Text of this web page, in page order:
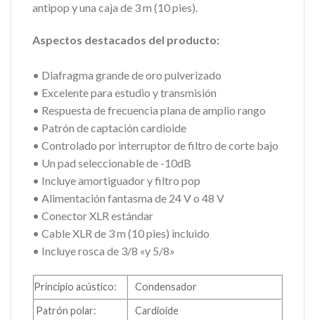
antipop y una caja de 3 m (10 pies).
Aspectos destacados del producto:
• Diafragma grande de oro pulverizado
• Excelente para estudio y transmisión
• Respuesta de frecuencia plana de amplio rango
• Patrón de captación cardioide
• Controlado por interruptor de filtro de corte bajo
• Un pad seleccionable de -10dB
• Incluye amortiguador y filtro pop
• Alimentación fantasma de 24 V o 48 V
• Conector XLR estándar
• Cable XLR de 3 m (10 pies) incluido
• Incluye rosca de 3/8 «y 5/8»
Principio acústico:
Condensador
Patrón polar:
Cardioide